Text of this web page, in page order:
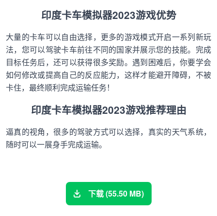
印度卡车模拟器2023游戏优势
大量的卡车可以自由选择，更多的游戏模式开启一系列新玩
法，您可以驾驶卡车前往不同的国家并展示您的技能。完成
目标任务后，还可以获得很多奖励。遇到困难后，你要学会
如何修改或提高自己的反应能力，这样才能避开障碍，不被
卡住，最终顺利完成运输任务！
印度卡车模拟器2023游戏推荐理由
逼真的视角，很多的驾驶方式可以选择，真实的天气系统，
随时可以一展身手完成运输。
下载 (55.50 MB)